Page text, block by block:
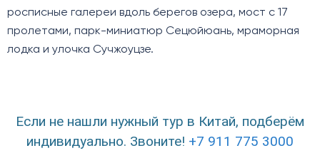
росписные галереи вдоль берегов озера, мост с 17
пролетами, парк-миниатюр Сецюйюань, мраморная
лодка и улочка Сучжоуцзе.
Если не нашли нужный тур в Китай, подберём
индивидуально. Звоните! +7 911 775 3000